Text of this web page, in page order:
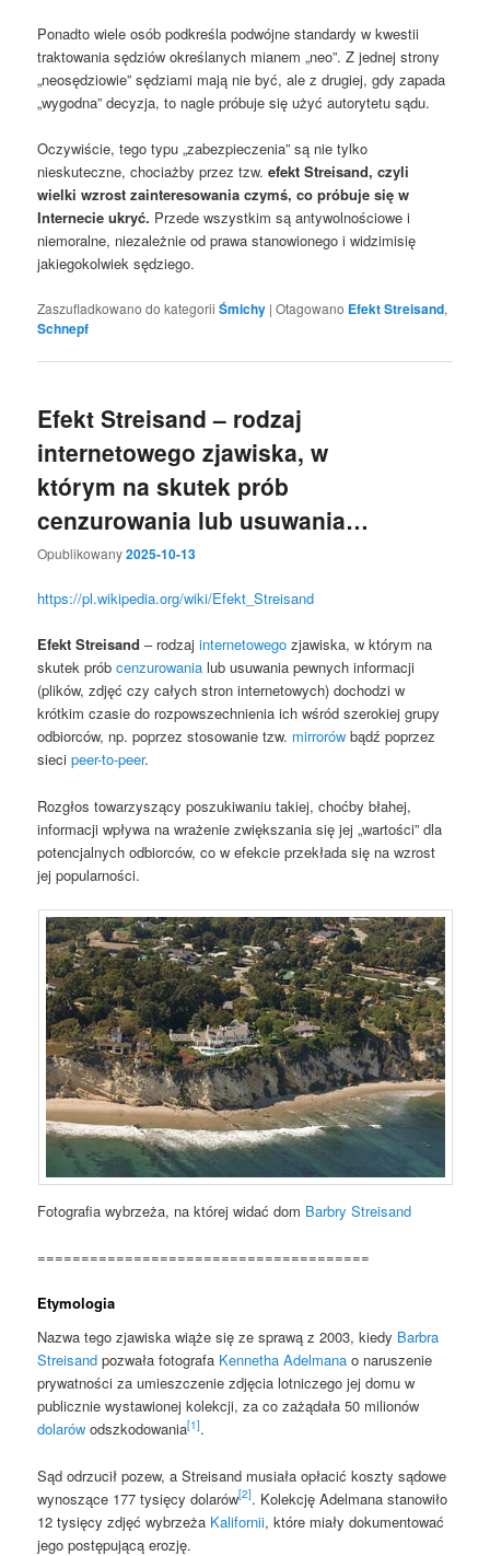
Ponadto wiele osób podkreśla podwójne standardy w kwestii
traktowania sędziów określanych mianem „neo”. Z jednej strony
„neosędziowie” sędziami mają nie być, ale z drugiej, gdy zapada
„wygodna” decyzja, to nagle próbuje się użyć autorytetu sądu.
Oczywiście, tego typu „zabezpieczenia” są nie tylko
nieskuteczne, chociażby przez tzw.efekt Streisand, czyli
wielki wzrost zainteresowania czymś, co próbuje się w
Internecie ukryć. Przede wszystkim są antywolnościowe i
niemoralne, niezależnie od prawa stanowionego i widzimisię
jakiegokolwiek sędziego.
Zaszufladkowano do kategorii Śmichy |Otagowano Efekt Streisand,
Schnepf
Efekt Streisand – rodzaj
internetowego zjawiska, w
którym na skutek prób
cenzurowania lub usuwania…
Opublikowany2025-10-13
https://pl.wikipedia.org/wiki/Efekt_Streisand
Efekt Streisand – rodzajinternetowego zjawiska, w którym na
skutek próbcenzurowania lub usuwania pewnych informacji
(plików, zdjęć czy całych stron internetowych) dochodzi w
krótkim czasie do rozpowszechnienia ich wśród szerokiej grupy
odbiorców, np. poprzez stosowanie tzw. mirrorów bądź poprzez
siecipeer-to-peer.
Rozgłos towarzyszący poszukiwaniu takiej, choćby błahej,
informacji wpływa na wrażenie zwiększania się jej „wartości” dla
potencjalnych odbiorców, co w efekcie przekłada się na wzrost
jej popularności.
Fotografia wybrzeża, na której widać dom Barbry Streisand
======================================
Etymologia
Nazwa tego zjawiska wiąże się ze sprawą z 2003, kiedy Barbra
Streisand pozwała fotografa Kennetha Adelmana o naruszenie
prywatności za umieszczenie zdjęcia lotniczego jej domu w
publicznie wystawionej kolekcji, za co zażądała 50 milionów
dolarów odszkodowania[1].
Sąd odrzucił pozew, a Streisand musiała opłacić koszty sądowe
wynoszące 177 tysięcy dolarów[2]. Kolekcję Adelmana stanowiło
12 tysięcy zdjęć wybrzeża Kalifornii, które miały dokumentować
jego postępującą erozję.